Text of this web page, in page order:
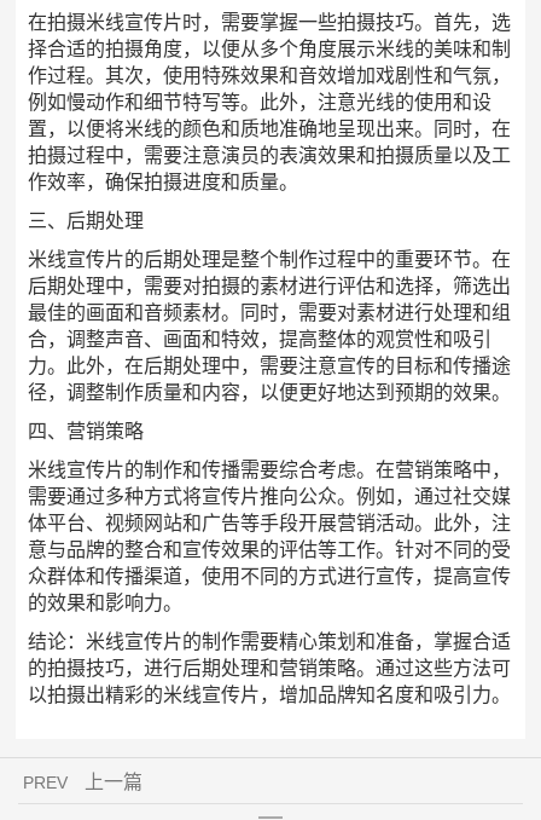
在拍摄米线宣传片时，需要掌握一些拍摄技巧。首先，选
择合适的拍摄角度，以便从多个角度展示米线的美味和制
作过程。其次，使用特殊效果和音效增加戏剧性和气氛，
例如慢动作和细节特写等。此外，注意光线的使用和设
置，以便将米线的颜色和质地准确地呈现出来。同时，在
拍摄过程中，需要注意演员的表演效果和拍摄质量以及工
作效率，确保拍摄进度和质量。
三、后期处理
米线宣传片的后期处理是整个制作过程中的重要环节。在
后期处理中，需要对拍摄的素材进行评估和选择，筛选出
最佳的画面和音频素材。同时，需要对素材进行处理和组
合，调整声音、画面和特效，提高整体的观赏性和吸引
力。此外，在后期处理中，需要注意宣传的目标和传播途
径，调整制作质量和内容，以便更好地达到预期的效果。
四、营销策略
米线宣传片的制作和传播需要综合考虑。在营销策略中，
需要通过多种方式将宣传片推向公众。例如，通过社交媒
体平台、视频网站和广告等手段开展营销活动。此外，注
意与品牌的整合和宣传效果的评估等工作。针对不同的受
众群体和传播渠道，使用不同的方式进行宣传，提高宣传
的效果和影响力。
结论：米线宣传片的制作需要精心策划和准备，掌握合适
的拍摄技巧，进行后期处理和营销策略。通过这些方法可
以拍摄出精彩的米线宣传片，增加品牌知名度和吸引力。
PREV 上一篇